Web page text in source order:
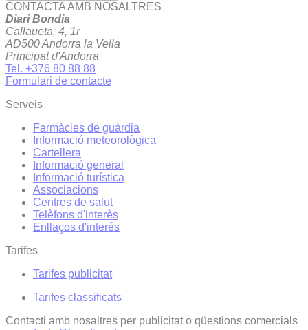
CONTACTA AMB NOSALTRES
Diari Bondia
Callaueta, 4, 1r
AD500 Andorra la Vella
Principat d'Andorra
Tel. +376 80 88 88
Formulari de contacte
Serveis
Farmàcies de guàrdia
Informació meteorològica
Cartellera
Informació general
Informació turística
Associacions
Centres de salut
Telèfons d'interès
Enllaços d'interés
Tarifes
Tarifes publicitat
Tarifes classificats
Contacti amb nosaltres per publicitat o qüestions comercials